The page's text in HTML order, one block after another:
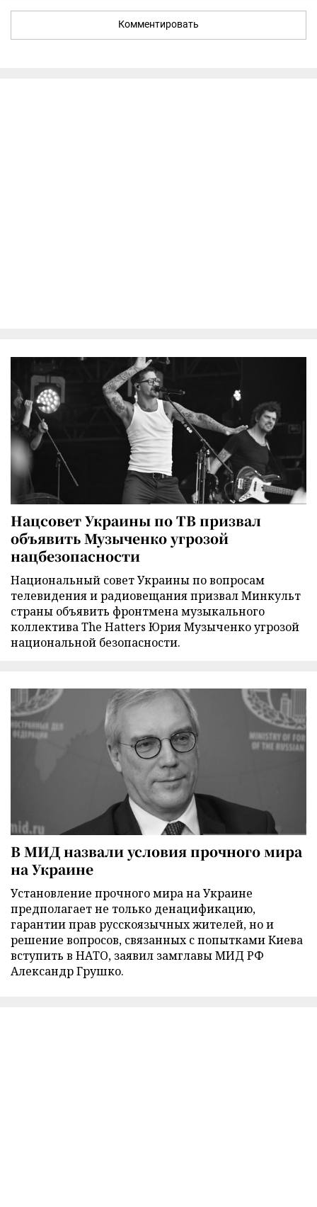
Комментировать
Нацсовет Украины по ТВ призвал
объявить Музыченко угрозой
нацбезопасности
Национальный совет Украины по вопросам
телевидения и радиовещания призвал Минкульт
страны объявить фронтмена музыкального
коллектива The Hatters Юрия Музыченко угрозой
национальной безопасности.
В МИД назвали условия прочного мира
на Украине
Установление прочного мира на Украине
предполагает не только денацификацию,
гарантии прав русскоязычных жителей, но и
решение вопросов, связанных с попытками Киева
вступить в НАТО, заявил замглавы МИД РФ
Александр Грушко.